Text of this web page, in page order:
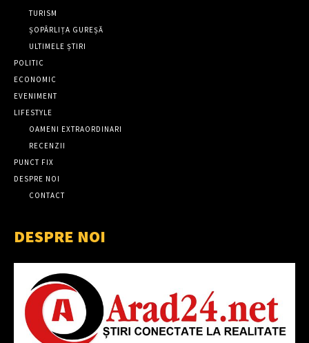
TURISM
ȘOPÂRLIȚA GUREȘĂ
ULTIMELE ȘTIRI
POLITIC
ECONOMIC
EVENIMENT
LIFESTYLE
OAMENI EXTRAORDINARI
RECENZII
PUNCT FIX
DESPRE NOI
CONTACT
DESPRE NOI